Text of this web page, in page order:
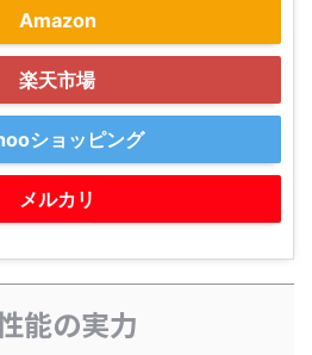
Amazon
楽天市場
ショッピング
メルカリ
能の実力